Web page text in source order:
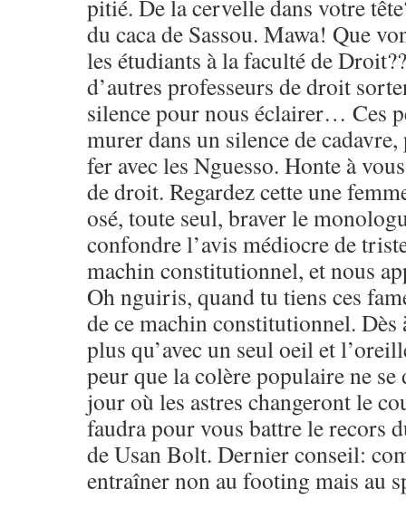
pitié. De la cervelle dans votre
du caca de Sassou. Mawa! Que
les étudiants à la faculté de
d’autres professeurs de droit
silence pour nous éclairer… Ces
murer dans un silence de
fer avec les Nguesso. Honte à
de droit. Regardez cette une
osé, toute seul, braver le
confondre l’avis médiocre de
machin constitutionnel, et nous
Oh nguiris, quand tu tiens ces
de ce machin constitutionnel. Dès
plus qu’avec un seul oeil et
peur que la colère populaire ne se
jour où les astres changeront le
faudra pour vous battre le recors
de Usan Bolt. Dernier conseil:
entraîner non au footing mais au